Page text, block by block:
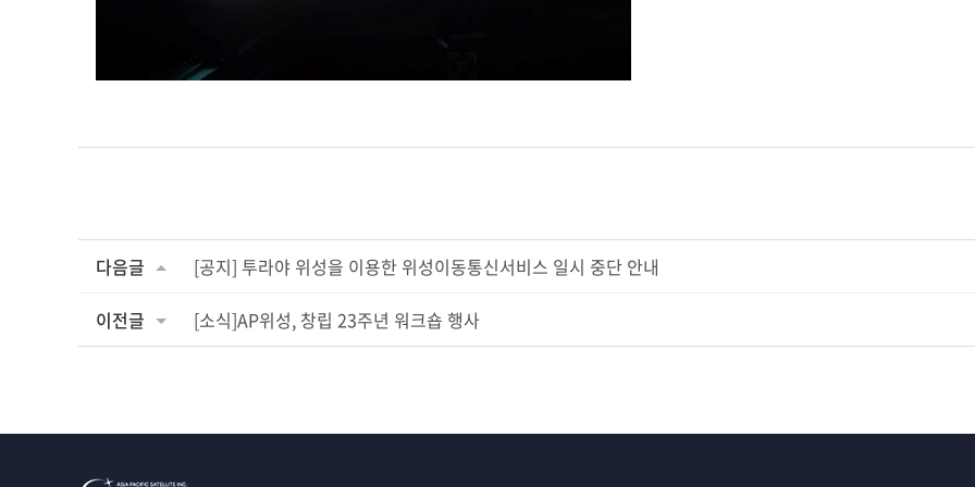
다음글 [공지] 투라야 위성을 이용한 위성이동통신서비스 일시 중단 안내
이전글 [소식]AP위성, 창립 23주년 워크숍 행사